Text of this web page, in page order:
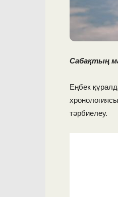
Сабақтың
Еңбек
тәрбиелеу.